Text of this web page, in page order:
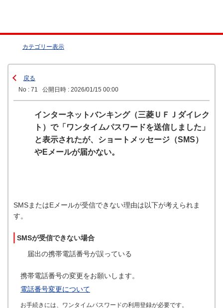
カテゴリー表示
戻る
No : 71
公開日時 : 2026/01/15 00:00
インターネットバンキング（三菱ＵＦＪダイレク
ト）で「ワンタイムパスワードを送信しました」
と表示されたが、ショートメッセージ（SMS）
やEメールが届かない。
SMSまたはEメールが受信できない理由は以下が考えられま
す。
SMSが受信できない場合
届出の携帯電話番号が誤っている
携帯電話番号の変更をお願いします。
電話番号変更について
お手続きには、ワンタイムパスワードの利用登録が必要です。